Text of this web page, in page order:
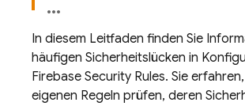
In diesem Leitfaden finden Sie
häufigen Sicherheitslücken in
Firebase Security Rules. Sie
eigenen Regeln prüfen, deren